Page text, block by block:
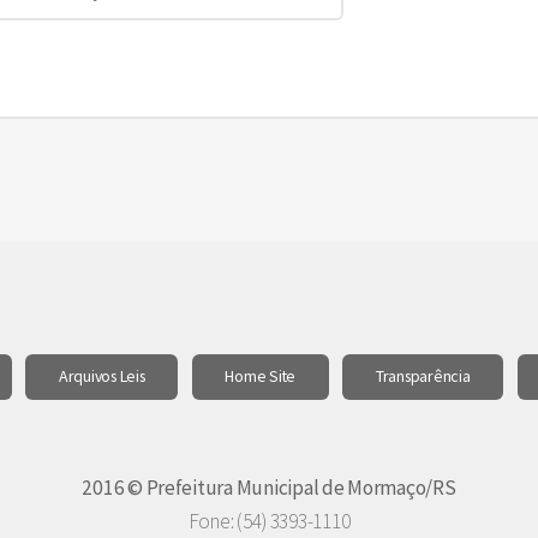
Arquivos Leis Home Site Transparência
2016 © Prefeitura Municipal de Mormaço/RS
Fone: (54) 3393-1110